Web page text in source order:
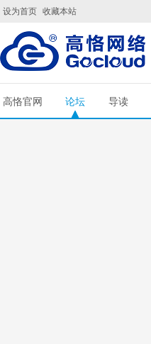
设为首页 收藏本站
高恪官网 论坛 导读